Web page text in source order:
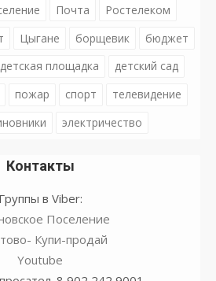
Почта
Ростелеком
Цыгане борщевик
бюджет
детская площадка
детский сад
пожар спорт
телевидение
электричество
Контакты
Группы в Viber:
Поселение
Купи-продай
Youtube